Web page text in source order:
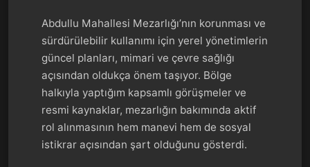
Abdullu Mahallesi Mezarlığı’nın korunması ve
sürdürülebilir kullanımı için yerel yönetimlerin
güncel planları, mimari ve çevre sağlığı
açısından oldukça önem taşıyor. Bölge
halkıyla yaptığım kapsamlı görüşmeler ve
resmi kaynaklar, mezarlığın bakımında aktif
rol alınmasının hem manevi hem de sosyal
istikrar açısından şart olduğunu gösterdi.